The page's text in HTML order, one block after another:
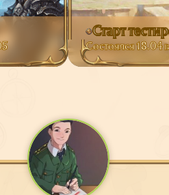
Старт
Состоялся 18.04